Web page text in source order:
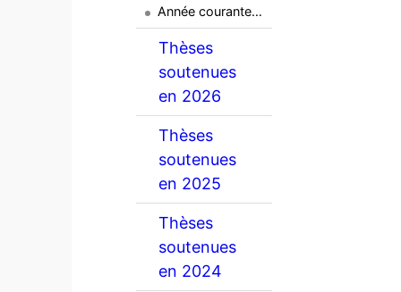
Année courante…
Thèses
soutenues
en 2026
Thèses
soutenues
en 2025
Thèses
soutenues
en 2024